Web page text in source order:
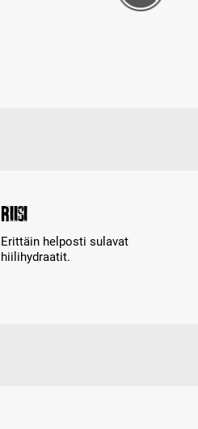
Riisi
Erittäin helposti sulavat
hiilihydraatit.